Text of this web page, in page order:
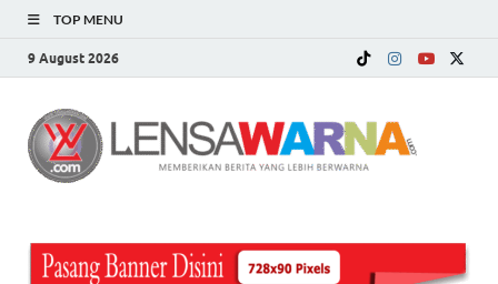
TOP MENU
9 August 2026